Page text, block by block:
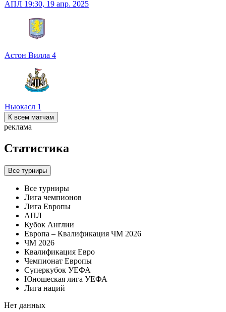
АПЛ 19:30, 19 апр. 2025
Астон Вилла 4
Ньюкасл 1
К всем матчам
реклама
Статистика
Все турниры
Все турниры
Лига чемпионов
Лига Европы
АПЛ
Кубок Англии
Европа – Квалификация ЧМ 2026
ЧМ 2026
Квалификация Евро
Чемпионат Европы
Суперкубок УЕФА
Юношеская лига УЕФА
Лига наций
Нет данных